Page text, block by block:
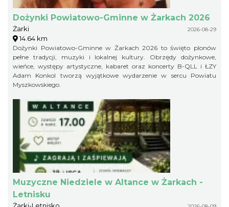
Dożynki Powiatowo-Gminne w Żarkach 2026
Żarki 2026-08-29
14.64 km
Dożynki Powiatowo-Gminne w Żarkach 2026 to święto plonów
pełne tradycji, muzyki i lokalnej kultury. Obrzędy dożynkowe,
wieńce, występy artystyczne, kabaret oraz koncerty B-QLL i ŁZY
Adam Konkol tworzą wyjątkowe wydarzenie w sercu Powiatu
Myszkowskiego.
Muzyczne Niedziele w Altance w Żarkach -
Letnisku